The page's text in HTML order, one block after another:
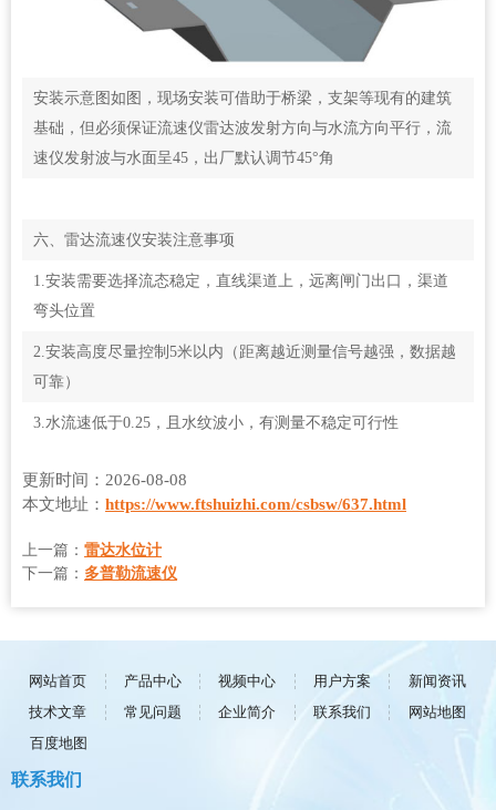
安装示意图如图，现场安装可借助于桥梁，支架等现有的建筑
基础，但必须保证流速仪雷达波发射方向与水流方向平行，流
速仪发射波与水面呈45，出厂默认调节45°角
六、雷达流速仪安装注意事项
1.安装需要选择流态稳定，直线渠道上，远离闸门出口，渠道
弯头位置
2.安装高度尽量控制5米以内（距离越近测量信号越强，数据越
可靠）
3.水流速低于0.25，且水纹波小，有测量不稳定可行性
更新时间：2026-08-08
本文地址： https://www.ftshuizhi.com/csbsw/637.html
上一篇： 雷达水位计
下一篇： 多普勒流速仪
网站首页 产品中心 视频中心 用户方案
新闻资讯
技术文章
常见问题 企业简介 联系我们
网站地图
百度地图
联系我们